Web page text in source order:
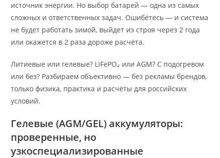
источник энергии. Но выбор батарей — одна из самых
сложных и ответственных задач. Ошибётесь — и система
не будет работать зимой, выйдет из строя через 2 года
или окажется в 2 раза дороже расчёта.
Литиевые или гелевые? LiFePO₄ или AGM? С подогревом
или без? Разбираем объективно — без рекламы брендов,
только физика, практика и расчёты для российских
условий.
Гелевые (AGM/GEL) аккумуляторы:
проверенные, но
узкоспециализированные